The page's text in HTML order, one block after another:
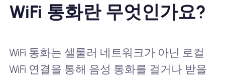
WiFi 통화란 무엇인가요?
WiFi 통화는 셀룰러 네트워크가 아닌 로컬
WiFi 연결을 통해 음성 통화를 걸거나 받을